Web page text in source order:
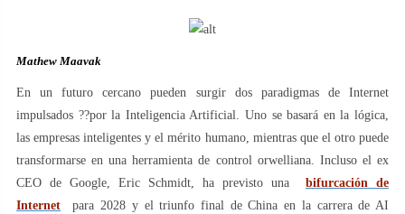
Mathew Maavak
En un futuro cercano pueden surgir dos paradigmas de Internet
impulsados ??por la Inteligencia Artificial. Uno se basará en la lógica,
las empresas inteligentes y el mérito humano, mientras que el otro puede
transformarse en una herramienta de control orwelliana. Incluso el ex
CEO de Google, Eric Schmidt, ha previsto una bifurcación de
Internet para 2028 y el triunfo final de China en la carrera de AI